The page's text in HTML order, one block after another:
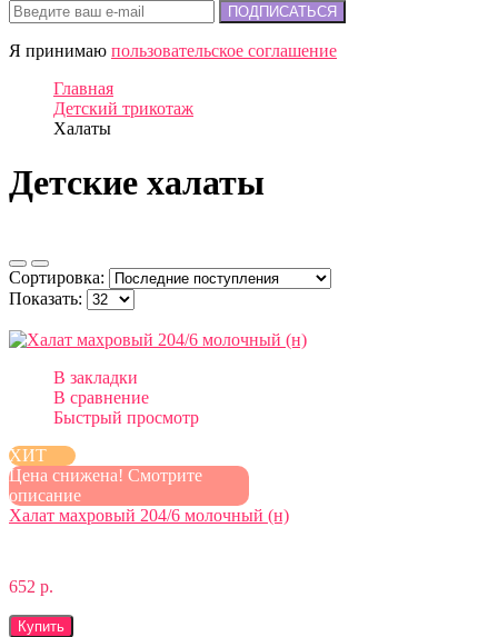
ПОДПИСАТЬСЯ
Я принимаю пользовательское соглашение
Главная
Детский трикотаж
Халаты
Детские халаты
Сортировка:
Показать:
В закладки
В сравнение
Быстрый просмотр
ХИТ
Цена снижена! Смотрите
описание
Халат махровый 204/6 молочный (н)
652 р.
Купить